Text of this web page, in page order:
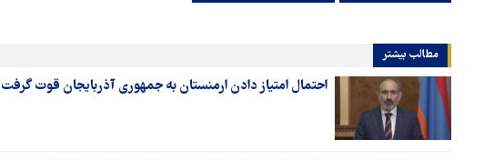
مطالب بیشتر
احتمال امتیاز دادن ارمنستان به جمهوری آذربایجان قوت گرفت